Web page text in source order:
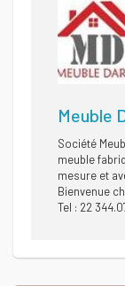
Meuble
Société
meuble
mesure et
Bienvenue
Tel : 22